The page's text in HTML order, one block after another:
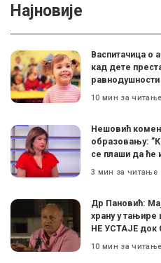
Најновије
Васпитачица о
кад дете
равнодушности
10 мин за читање
Нешовић
образовању:
се плаши да ће
3 мин за читање
Др Пановић:
храну у тањире
НЕ УСТАЈЕ док
10 мин за читање